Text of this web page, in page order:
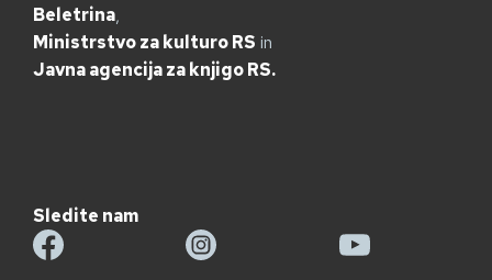
Beletrina,
Ministrstvo za kulturo RS in
Javna agencija za knjigo RS.
Sledite nam